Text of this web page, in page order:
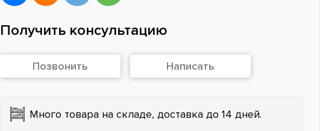
Получить консультацию
Позвонить Написать
Много товара на складе, доставка до 14 дней.